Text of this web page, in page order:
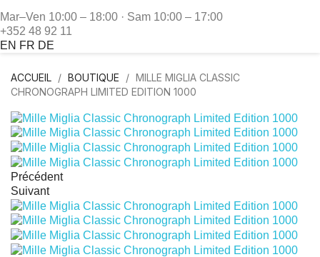
Mar–Ven 10:00 – 18:00 · Sam 10:00 – 17:00
+352 48 92 11
EN FR DE
ACCUEIL BOUTIQUE
MILLE MIGLIA CLASSIC
CHRONOGRAPH LIMITED EDITION 1000
Précédent
Suivant